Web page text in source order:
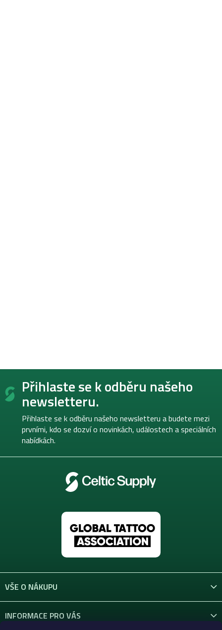
Z
Přihlaste se k odběru našeho
newsletteru.
Přihlaste se k odběru našeho newsletteru a budete mezi
prvními, kdo se dozví o novinkách, událostech a speciálních
nabídkách.
VŠE O NÁKUPU
INFORMACE PRO VÁS